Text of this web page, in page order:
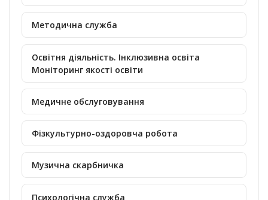
Методична служба
Освітня діяльність. Інклюзивна освіта
Моніторинг якості освіти
Медичне обслуговування
Фізкультурно-оздоровча робота
Музична скарбничка
Психологічна служба